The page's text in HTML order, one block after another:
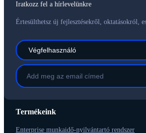
Termékeink
Enterprise munkaidő-nyilvántartó rendszer
Iratkozz fel a hírlevelünkre
Értesülthetsz új fejlesztésekről, oktatásokról,